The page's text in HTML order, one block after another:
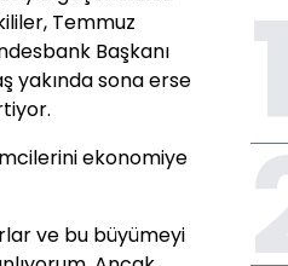
Temmuz
Başkanı
yakında sona erse
ekonomiye
ve bu büyümeyi